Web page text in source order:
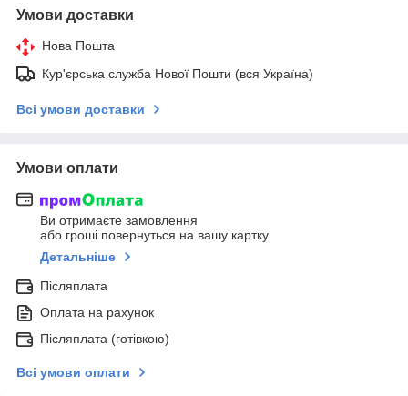
Умови доставки
Нова Пошта
Кур'єрська служба Нової Пошти (вся Україна)
Всі умови доставки
Умови оплати
Ви отримаєте замовлення
або гроші повернуться на вашу картку
Детальніше
Післяплата
Оплата на рахунок
Післяплата (готівкою)
Всі умови оплати